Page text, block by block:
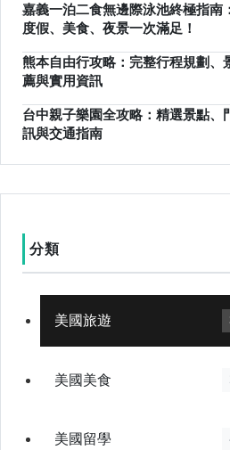
嘉義一泊二食無邊際泳池終極指南
度假、美食、夜景一次滿足！
熊本自由行攻略：完整行程規劃、
薦與實用資訊
台中親子樂園全攻略：精選景點、
訊與交通指南
分類
美國旅遊
美國美食
美國留學